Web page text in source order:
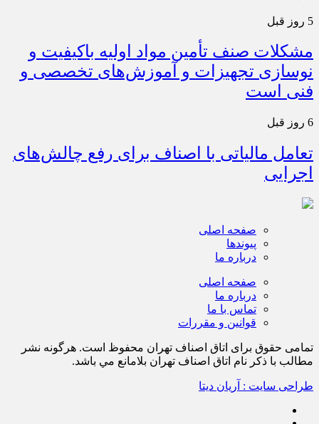
5 روز قبل
مشکلات صنف تأمین مواد اولیه باکیفیت و
نوسازی تجهیزات و آموزش‌های تخصصی و
فنی است
6 روز قبل
تعامل مالیاتی با اصناف برای رفع چالش‌های
اجرایی
صفحه اصلی
پیوندها
درباره ما
صفحه اصلی
درباره ما
تماس با ما
قوانین و مقررات
تمامی حقوق برای اتاق اصناف تهران محفوظ است. هرگونه نشر
مطالب با ذكر نام اتاق اصناف تهران بلامانع مي باشد.
طراحی سایت : آریان دیتا